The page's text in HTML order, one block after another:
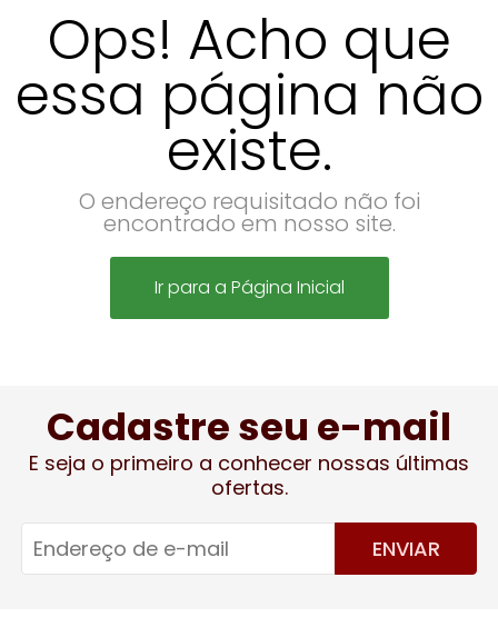
Ops! Acho que
essa página não
existe.
O endereço requisitado não foi
encontrado em nosso site.
Ir para a Página Inicial
Cadastre seu e-mail
E seja o primeiro a conhecer nossas últimas
ofertas.
ENVIAR